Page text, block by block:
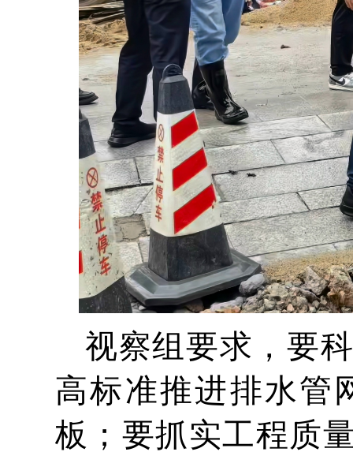
视察组要求，要
高标准推进排水管
板；要抓实工程质